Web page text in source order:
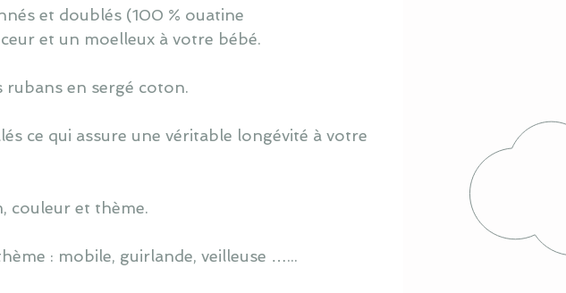
et doublés (100 % ouatine
et un moelleux à votre bébé.
rubans en sergé coton.
ce qui assure une véritable longévité à votre
couleur et thème.
: mobile, guirlande, veilleuse …...